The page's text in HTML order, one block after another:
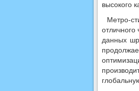
высокого
Метро-
данных